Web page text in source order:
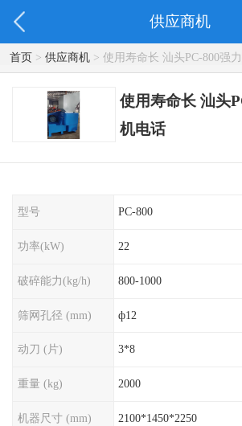
供应商机
首页> 供应商机> 使用寿命长 汕头PC-800强
使用寿命长 汕头
机电话
型号 PC-800
功率(kW) 22
破碎能力(kg/h) 800-1000
筛网孔径 (mm) ф12
动刀 (片) 3*8
重量 (kg) 2000
机器尺寸 (mm) 2100*1450*2250